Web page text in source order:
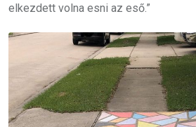
elkezdett volna esni az eső.”